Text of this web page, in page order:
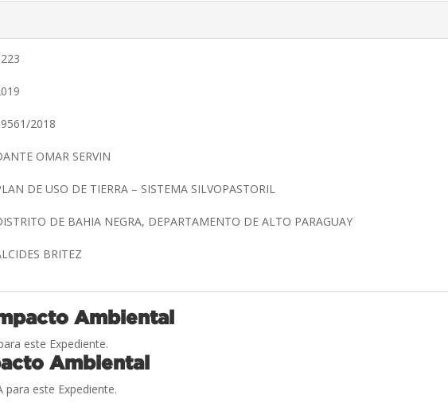
2018
OMAR SERVIN
DE USO DE TIERRA – SISTEMA SILVOPASTORIL
DE BAHIA NEGRA, DEPARTAMENTO DE ALTO PARAGUAY
BRITEZ
Ambiental
este Expediente.
Ambiental
este Expediente.